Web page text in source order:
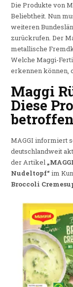
Die Produkte von
Beliebtheit. Nun
weiteren
zurückrufen. Der
metallische
Welche Maggi-
erkennen können,
Maggi
Diese
betroffen
MAGGI informiert
deutschlandweit
der Artikel
Nudeltopf“ im
Broccoli